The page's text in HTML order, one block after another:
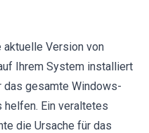
aktuelle Version von
Ihrem System installiert
das gesamte Windows-
Ein veraltetes
die Ursache für das